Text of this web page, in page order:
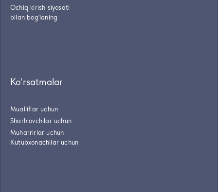
Ochiq kirish siyosati
bilan bog'laning
Ko'rsatmalar
Mualliflar uchun
Sharhlovchilar uchun
Muharrirlar uchun
Kutubxonachilar uchun